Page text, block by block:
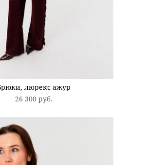
люрекс ажур
26 300 pуб.